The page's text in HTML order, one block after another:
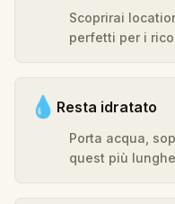
Scoprirai
perfetti per i
💧 Resta idratato
Porta acqua,
quest più